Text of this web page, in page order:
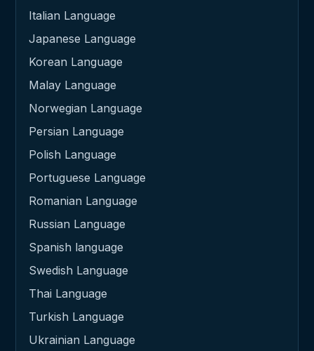
Italian Language
Japanese Language
Korean Language
Malay Language
Norwegian Language
Persian Language
Polish Language
Portuguese Language
Romanian Language
Russian Language
Spanish language
Swedish Language
Thai Language
Turkish Language
Ukrainian Language